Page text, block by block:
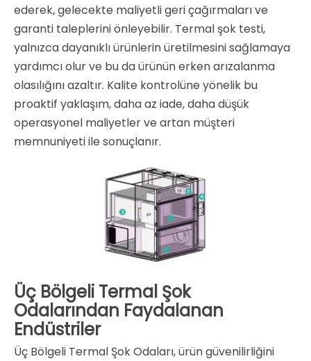
ederek, gelecekte maliyetli geri çağırmaları ve
garanti taleplerini önleyebilir. Termal şok testi,
yalnızca dayanıklı ürünlerin üretilmesini sağlamaya
yardımcı olur ve bu da ürünün erken arızalanma
olasılığını azaltır. Kalite kontrolüne yönelik bu
proaktif yaklaşım, daha az iade, daha düşük
operasyonel maliyetler ve artan müşteri
memnuniyeti ile sonuçlanır.
Üç Bölgeli Termal Şok
Odalarından Faydalanan
Endüstriler
Üç Bölgeli Termal Şok Odaları, ürün güvenilirliğini